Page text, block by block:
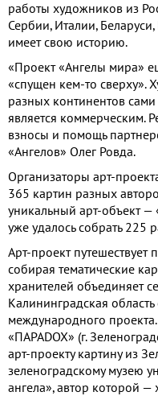
работы художников из
Сербии, Италии,
имеет свою историю.
«Проект «Ангелы мира»
«спущен кем-то сверху».
разных континентов
является коммерческим.
взносы и помощь
«Ангелов» Олег Ровда.
Организаторы арт-
365 картин разных
уникальный арт-объект —
уже удалось собрать 225
Арт-проект
собирая тематические
хранителей объединяет
Калининградская
международного
«ПАРАDOX» (г.
арт-проекту картину из
зеленоградскому музею
ангела», автор которой